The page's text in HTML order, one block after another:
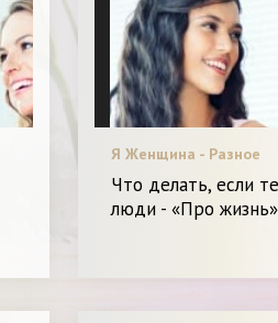
Я Женщина - Разное
Что делать, если
люди - «Про жизнь»